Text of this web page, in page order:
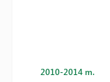
2010-2014 m.